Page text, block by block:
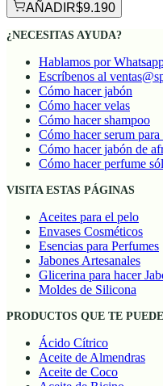
AÑADIR$9.190
¿NECESITAS AYUDA?
Hablamos por
Escríbenos al
Cómo hacer jabón
Cómo hacer velas
Cómo hacer shampoo
Cómo hacer serum para
Cómo hacer jabón de
Cómo hacer perfume
VISITA ESTAS PÁGINAS
Aceites para el pelo
Envases Cosméticos
Esencias para Perfumes
Jabones Artesanales
Glicerina para hacer
Moldes de Silicona
PRODUCTOS QUE TE
Ácido Cítrico
Aceite de Almendras
Aceite de Coco